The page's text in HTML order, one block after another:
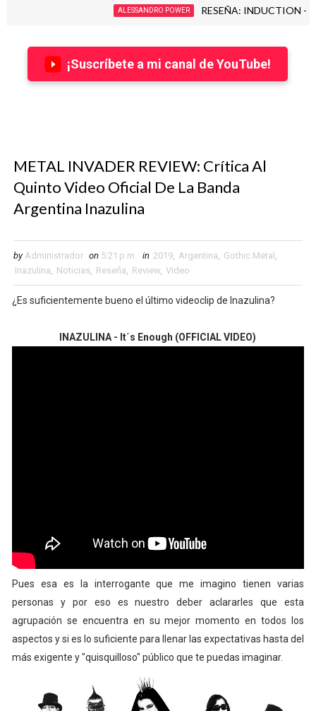
ALESSANDRO POWER RESEÑA: INDUCTION - LOVE
¡Suscríbete a mi canal de YouTube!
METAL INVADER REVIEW: Crítica Al
Quinto Video Oficial De La Banda
Argentina Inazulina
by Administrador on 5:21 p.m. in 2019, Argentina, Gothic Metal ,
Inazulina, Noticias, Reseña, Review, Video
¿Es suficientemente bueno el último videoclip de Inazulina?
INAZULINA - It´s Enough (OFFICIAL VIDEO)
Pues esa es la interrogante que me imagino tienen varias
personas y por eso es nuestro deber aclararles que esta
agrupación se encuentra en su mejor momento en todos los
aspectos y si es lo suficiente para llenar las expectativas hasta del
más exigente y "quisquilloso" público que te puedas imaginar.